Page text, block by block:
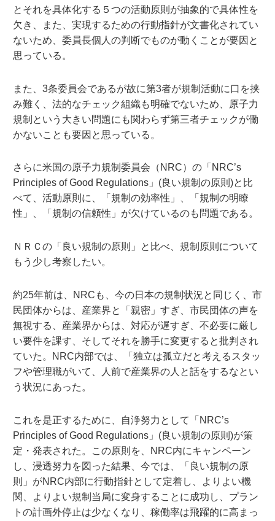
とそれを具体化する５つの活動原則が抽象的で具体性を
欠き、また、実現するための行動指針が文書化されてい
ないため、委員長個人の判断でものが動くことが要因と
思っている。
また、3条委員会であるが故に第3者が規制活動に口を挟
み難く、法的なチェック組織も明確でないため、原子力
規制という大きい問題にも関わらず第三者チェックが働
かないことも要因と思っている。
さらに米国の原子力規制委員会（NRC）の「NRC’s
Principles of Good Regulations」(良い規制の原則)と比
べて、活動原則に、「規制の効率性」、「規制の明瞭
性」、「規制の信頼性」が欠けているのも問題である。
ＮＲＣの「良い規制の原則」と比べ、規制原則について
もう少し考察したい。
約25年前は、NRCも、今の日本の規制状況と同じく、市
民団体からは、産業界と「親密」すぎ、市民団体の声を
無視する、産業界からは、対応が遅すぎ、不必要に厳し
い要件を課す、そしてそれを勝手に変更すると批判され
ていた。NRC内部では、「独立は孤立だと考えるスタッ
フや管理職がいて、人前で産業界の人と話をするなとい
う状況にあった。
これを是正するために、自浄努力として「NRC’s
Principles of Good Regulations」(良い規制の原則)が策
定・発表された。この原則を、NRC内にキャンペーン
し、浸透努力を図った結果、今では、「良い規制の原
則」がNRC内部に行動指針として定着し、よりよい機
関、よりよい規制当局に変身することに成功し、プラン
トの計画外停止は少なくなり、稼働率は飛躍的に高まっ